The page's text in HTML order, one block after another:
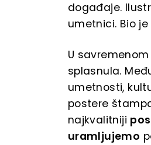
događaje.
umetnici. Bio
U
splasnula.
umetnosti,
postere
najkvalitniji
uramljujemo